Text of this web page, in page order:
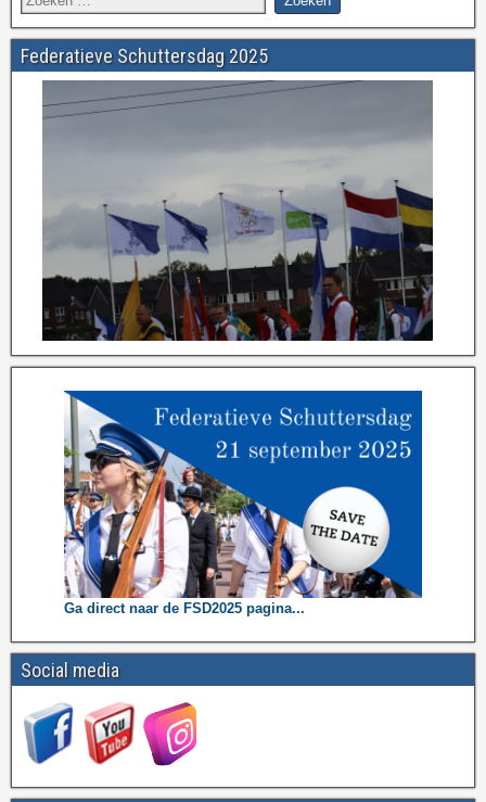
Federatieve Schuttersdag 2025
Ga direct naar de FSD2025 pagina...
Social media